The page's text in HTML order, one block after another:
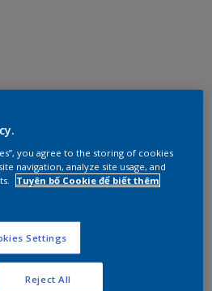
you agree to the storing of cookies
navigation, analyze site usage, and
Tuyên bố Cookie để biết thêm
Settings
Reject All